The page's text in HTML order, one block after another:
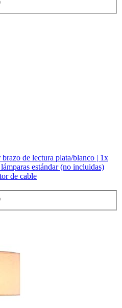
de lectura plata/blanco | 1x
estándar (no incluidas)
de cable